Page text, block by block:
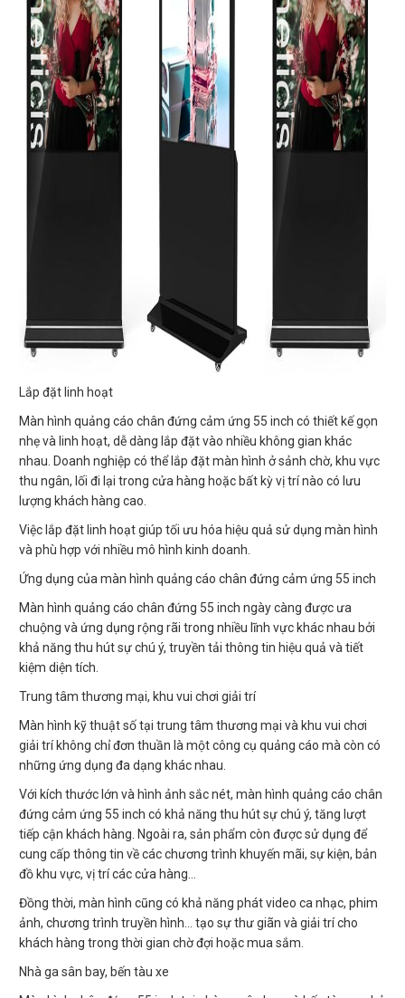
Lắp đặt linh hoạt
Màn hình quảng cáo chân đứng cảm ứng 55 inch có thiết kế gọn
nhẹ và linh hoạt, dễ dàng lắp đặt vào nhiều không gian khác
nhau. Doanh nghiệp có thể lắp đặt màn hình ở sảnh chờ, khu vực
thu ngân, lối đi lại trong cửa hàng hoặc bất kỳ vị trí nào có lưu
lượng khách hàng cao.
Việc lắp đặt linh hoạt giúp tối ưu hóa hiệu quả sử dụng màn hình
và phù hợp với nhiều mô hình kinh doanh.
Ứng dụng của màn hình quảng cáo chân đứng cảm ứng 55 inch
Màn hình quảng cáo chân đứng 55 inch ngày càng được ưa
chuộng và ứng dụng rộng rãi trong nhiều lĩnh vực khác nhau bởi
khả năng thu hút sự chú ý, truyền tải thông tin hiệu quả và tiết
kiệm diện tích.
Trung tâm thương mại, khu vui chơi giải trí
Màn hình kỹ thuật số tại trung tâm thương mại và khu vui chơi
giải trí không chỉ đơn thuần là một công cụ quảng cáo mà còn có
những ứng dụng đa dạng khác nhau.
Với kích thước lớn và hình ảnh sắc nét, màn hình quảng cáo chân
đứng cảm ứng 55 inch có khả năng thu hút sự chú ý, tăng lượt
tiếp cận khách hàng. Ngoài ra, sản phẩm còn được sử dụng để
cung cấp thông tin về các chương trình khuyến mãi, sự kiện, bản
đồ khu vực, vị trí các cửa hàng…
Đồng thời, màn hình cũng có khả năng phát video ca nhạc, phim
ảnh, chương trình truyền hình… tạo sự thư giãn và giải trí cho
khách hàng trong thời gian chờ đợi hoặc mua sắm.
Nhà ga sân bay, bến tàu xe